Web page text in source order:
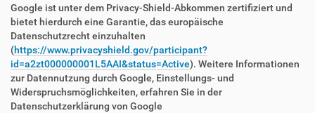
Google ist unter dem Privacy-Shield-Abkommen zertifiziert und
bietet hierdurch eine Garantie, das europäische
Datenschutzrecht einzuhalten
(https://www.privacyshield.gov/participant?
id=a2zt000000001L5AAI&status=Active). Weitere Informationen
zur Datennutzung durch Google, Einstellungs- und
Widerspruchsmöglichkeiten, erfahren Sie in der
Datenschutzerklärung von Google